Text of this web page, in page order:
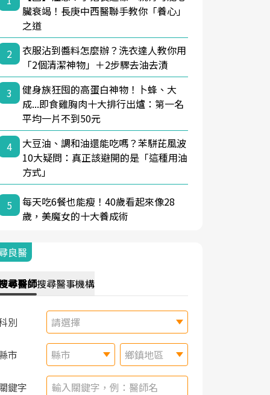
臟衰竭！長庚中西醫聯手教你「養心」
之道
2
衣服沾到醬料怎麼辦？洗衣達人教你用
「2個清潔神物」＋2步驟去油去漬
3
健身族狂囤的高蛋白神物！卜蜂、大
成...即食雞胸肉十大排行出爐：第一名
平均一片不到50元
4
大豆油、調和油還能吃嗎？苯駢芘風波
10大疑問：真正該避開的是「這種用油
方式」
5
每天吃6餐也能瘦！40歲看起來像28
歲，美魔女的十大養成術
良醫
尋醫師搜尋醫事機構
別 請選擇
市 縣市 鄉鎮地區
鍵字